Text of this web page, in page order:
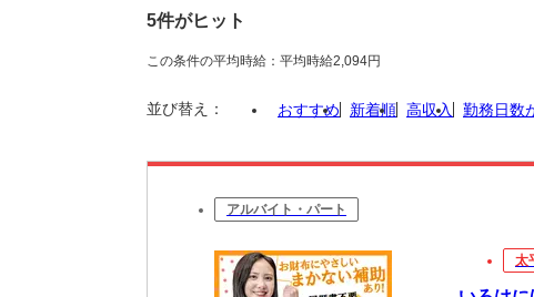
5件がヒット
この条件の平均時給：平均時給2,094円
並び替え： おすすめ 新着順 高収入 勤務日数
アルバイト・パート
太